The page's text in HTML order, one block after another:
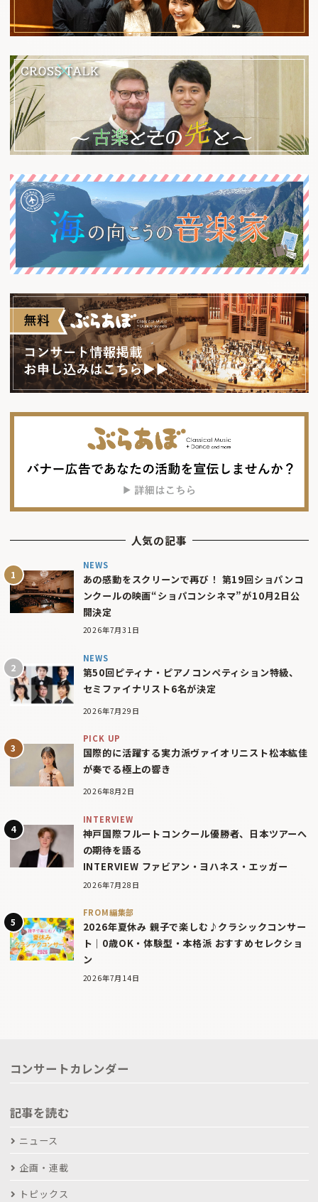
人気の記事
NEWS
あの感動をスクリーンで再び！ 第19回ショパンコ
ンクールの映画“ショパコンシネマ”が10月2日公
開決定
2026年7月31日
NEWS
第50回ピティナ・ピアノコンペティション特級、
セミファイナリスト6名が決定
2026年7月29日
PICK UP
国際的に活躍する実力派ヴァイオリニスト松本紘佳
が奏でる極上の響き
2026年8月2日
INTERVIEW
神戸国際フルートコンクール優勝者、日本ツアーへ
の期待を語る
INTERVIEW ファビアン・ヨハネス・エッガー
2026年7月28日
FROM編集部
2026年夏休み 親子で楽しむ♪クラシックコンサー
ト｜0歳OK・体験型・本格派 おすすめセレクショ
ン
2026年7月14日
コンサートカレンダー
記事を読む
ニュース
企画・連載
トピックス